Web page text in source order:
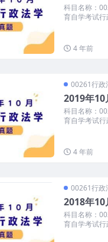
科目名称：
育自学考试行
4 年前
00261行政
2019年10
科目名称：
育自学考试行
4 年前
00261行政
2018年10
科目名称：
育自学考试行